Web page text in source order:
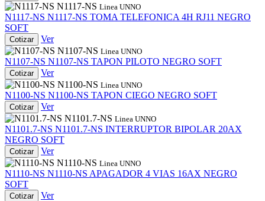
N1117-NS Linea UNNO
N1117-NS N1117-NS TOMA TELEFONICA 4H RJ11 NEGRO
SOFT
Cotizar
Ver
N1107-NS Linea UNNO
N1107-NS N1107-NS TAPON PILOTO NEGRO SOFT
Cotizar
Ver
N1100-NS Linea UNNO
N1100-NS N1100-NS TAPON CIEGO NEGRO SOFT
Cotizar
Ver
N1101.7-NS Linea UNNO
N1101.7-NS N1101.7-NS INTERRUPTOR BIPOLAR 20AX
NEGRO SOFT
Cotizar
Ver
N1110-NS Linea UNNO
N1110-NS N1110-NS APAGADOR 4 VIAS 16AX NEGRO
SOFT
Cotizar
Ver